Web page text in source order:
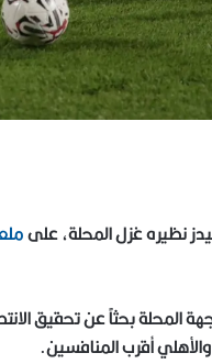
نظيره غزل المحلة، على
المحلة بحثاً عن تحقيق
والأهلي أقرب المنافسين.